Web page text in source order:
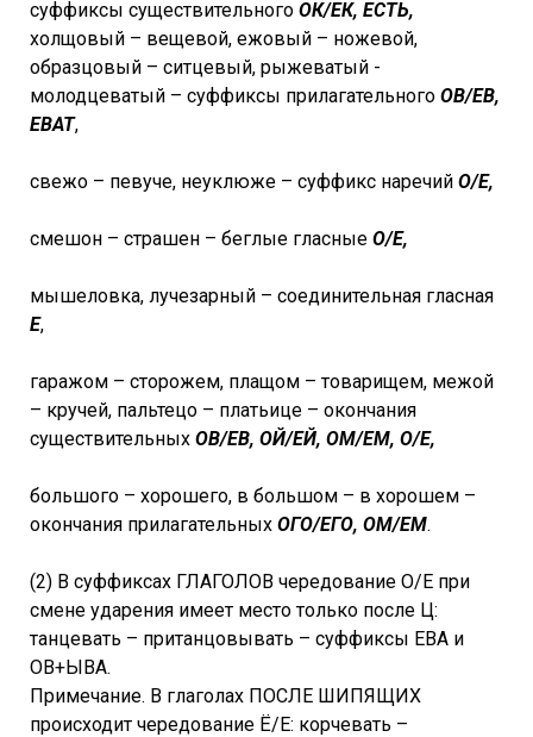
суффиксы существительного ОК/ЕК, ЕСТЬ,
холщовый – вещевой, ежовый – ножевой,
образцовый – ситцевый, рыжеватый -
молодцеватый – суффиксы прилагательного ОВ/ЕВ,
ЕВАТ,
свежо – певуче, неуклюже – суффикс наречий О/Е,
смешон – страшен – беглые гласные О/Е,
мышеловка, лучезарный – соединительная гласная
Е,
гаражом – сторожем, плащом – товарищем, межой
– кручей, пальтецо – платьице – окончания
существительных ОВ/ЕВ, ОЙ/ЕЙ, ОМ/ЕМ, О/Е,
большого – хорошего, в большом – в хорошем –
окончания прилагательных ОГО/ЕГО, ОМ/ЕМ.
(2) В суффиксах ГЛАГОЛОВ чередование О/Е при
смене ударения имеет место только после Ц:
танцевать – пританцовывать – суффиксы ЕВА и
ОВ+ЫВА.
Примечание. В глаголах ПОСЛЕ ШИПЯЩИХ
происходит чередование Ё/Е: корчевать –